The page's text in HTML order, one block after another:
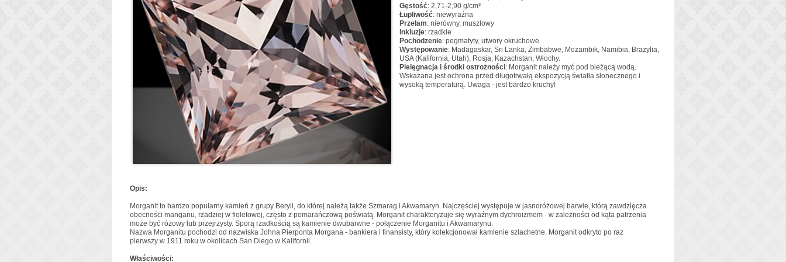
Gęstość: 2,71-2,90 g/cm³
Łupliwość: niewyraźna
Przełam: nierówny, muszlowy
Inkluzje: rzadkie
Pochodzenie: pegmatyty, utwory okruchowe
Występowanie: Madagaskar, Sri Lanka, Zimbabwe, Mozambik, Namibia, Brazylia,
USA (Kalifornia, Utah), Rosja, Kazachstan, Włochy.
Pielęgnacja i środki ostrożności: Morganit należy myć pod bieżącą wodą.
Wskazana jest ochrona przed długotrwałą ekspozycją światła słonecznego i
wysoką temperaturą. Uwaga - jest bardzo kruchy!
Opis:
Morganit to bardzo popularny kamień z grupy Beryli, do której należą także Szmarag i Akwamaryn. Najczęściej występuje w jasnoróżowej barwie, którą zawdzięcza
obecności manganu, rzadziej w fioletowej, często z pomarańczową poświatą. Morganit charakteryzuje się wyraźnym dychroizmem - w zależności od kąta patrzenia
może być różowy lub przejrzysty. Sporą rzadkością są kamienie dwubarwne - połączenie Morganitu i Akwamarynu.
Nazwa Morganitu pochodzi od nazwiska Johna Pierponta Morgana - bankiera i finansisty, który kolekcjonował kamienie szlachetne. Morganit odkryto po raz
pierwszy w 1911 roku w okolicach San Diego w Kalifornii.
Właściwości: